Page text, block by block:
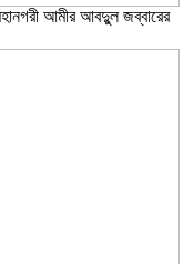
আমীর আবদুুল জব্বারের